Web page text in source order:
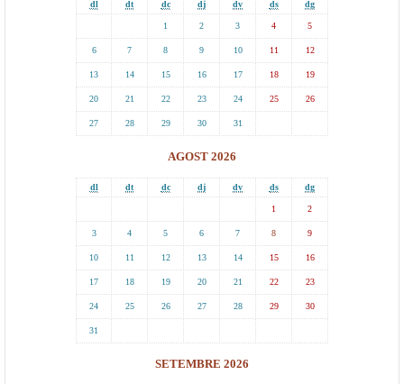
dl dt dc dj dv ds dg
1 2 3 4 5
6 7 8 9 10 11 12
13 14 15 16 17 18 19
20 21 22 23 24 25 26
27 28 29 30 31
AGOST 2026
dl dt dc dj dv ds dg
1 2
3 4 5 6 7 8 9
10 11 12 13 14 15 16
17 18 19 20 21 22 23
24 25 26 27 28 29 30
31
SETEMBRE 2026